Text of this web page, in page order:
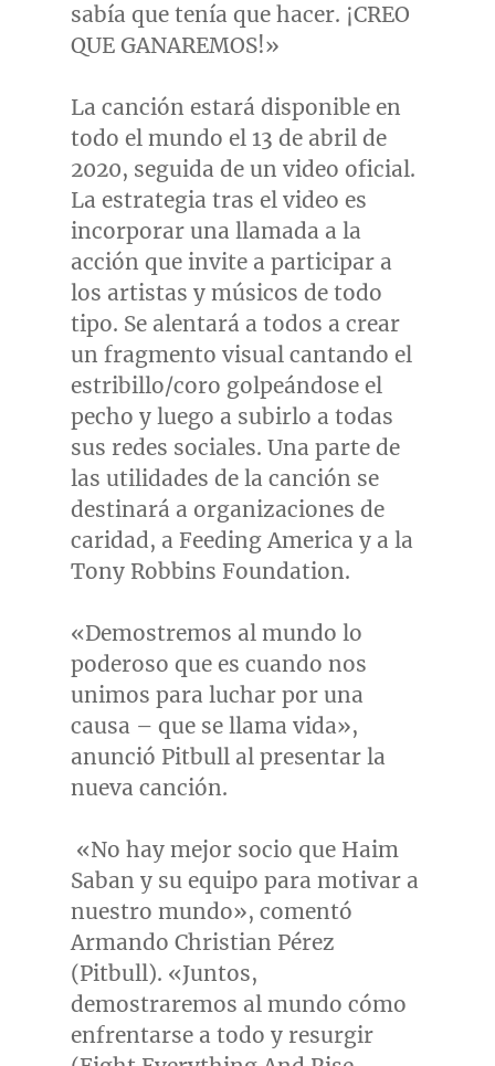
sabía que tenía que hacer. ¡CREO
QUE GANAREMOS!»
La canción estará disponible en
todo el mundo el 13 de abril de
2020, seguida de un video oficial.
La estrategia tras el video es
incorporar una llamada a la
acción que invite a participar a
los artistas y músicos de todo
tipo. Se alentará a todos a crear
un fragmento visual cantando el
estribillo/coro golpeándose el
pecho y luego a subirlo a todas
sus redes sociales. Una parte de
las utilidades de la canción se
destinará a organizaciones de
caridad, a Feeding America y a la
Tony Robbins Foundation.
«Demostremos al mundo lo
poderoso que es cuando nos
unimos para luchar por una
causa – que se llama vida»,
anunció Pitbull al presentar la
nueva canción.
«No hay mejor socio que Haim
Saban y su equipo para motivar a
nuestro mundo», comentó
Armando Christian Pérez
(Pitbull). «Juntos,
demostraremos al mundo cómo
enfrentarse a todo y resurgir